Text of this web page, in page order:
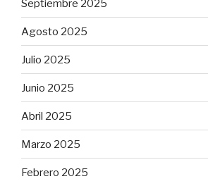
Septiembre 2025
Agosto 2025
Julio 2025
Junio 2025
Abril 2025
Marzo 2025
Febrero 2025